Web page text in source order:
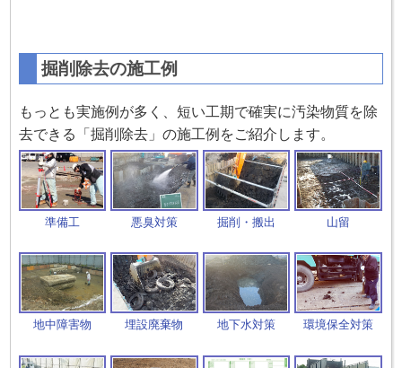
掘削除去の施工例
もっとも実施例が多く、短い工期で確実に汚染物質を除
去できる「掘削除去」の施工例をご紹介します。
準備工 悪臭対策 掘削・搬出 山留
地中障害物 埋設廃棄物 地下水対策 環境保全対策